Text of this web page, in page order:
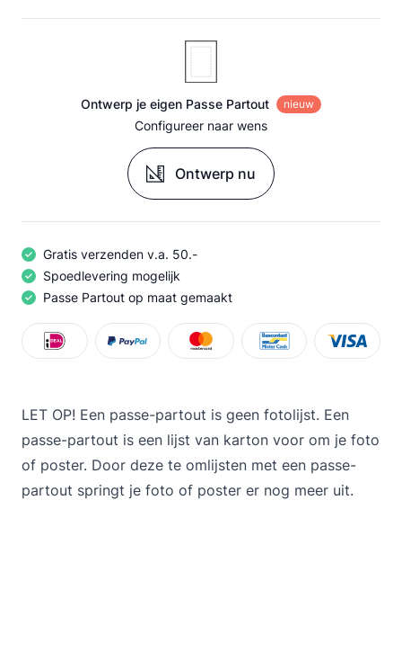
Ontwerp je eigen Passe Partout nieuw
Configureer naar wens
Ontwerp nu
Gratis verzenden v.a. 50.-
Spoedlevering mogelijk
Passe Partout op maat gemaakt
LET OP! Een passe-partout is geen fotolijst. Een
passe-partout is een lijst van karton voor om je foto
of poster. Door deze te omlijsten met een passe-
partout springt je foto of poster er nog meer uit.